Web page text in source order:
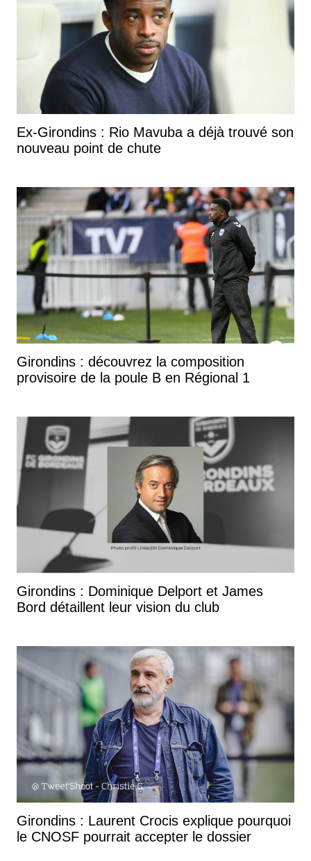
Ex-Girondins : Rio Mavuba a déjà trouvé son
nouveau point de chute
Girondins : découvrez la composition
provisoire de la poule B en Régional 1
Girondins : Dominique Delport et James
Bord détaillent leur vision du club
Girondins : Laurent Crocis explique pourquoi
le CNOSF pourrait accepter le dossier